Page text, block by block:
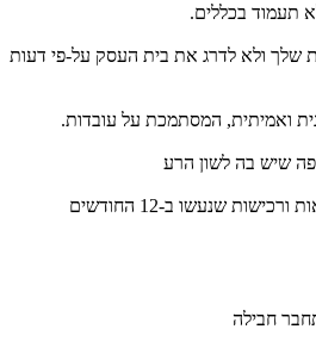
תעמוד בכללים.
שלך ולא לדרג את בית העסק על-פי דעות
ואמיתית, המסתמכת על עובדות.
שיש בה לשון הרע
יש לכתוב חוות דעת על עסקאות ורכישות שנעשו ב-12 החודשים
חבילה